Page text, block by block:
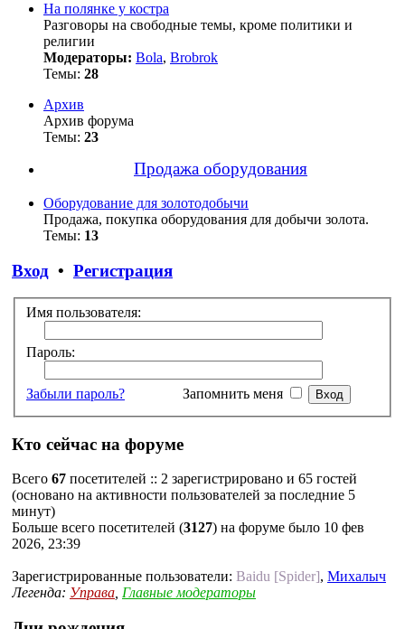
На полянке у костра
Разговоры на свободные темы, кроме политики и
религии
Модераторы: Bola, Brobrok
Темы: 28
Архив
Архив форума
Темы: 23
Продажа оборудования
Оборудование для золотодобычи
Продажа, покупка оборудования для добычи золота.
Темы: 13
Вход • Регистрация
Имя пользователя:
Пароль:
Забыли пароль? Запомнить меня
Кто сейчас на форуме
Всего 67 посетителей :: 2 зарегистрировано и 65 гостей
(основано на активности пользователей за последние 5
минут)
Больше всего посетителей (3127) на форуме было 10 фев
2026, 23:39
Зарегистрированные пользователи: Baidu [Spider], Михалыч
Легенда: Управа, Главные модераторы